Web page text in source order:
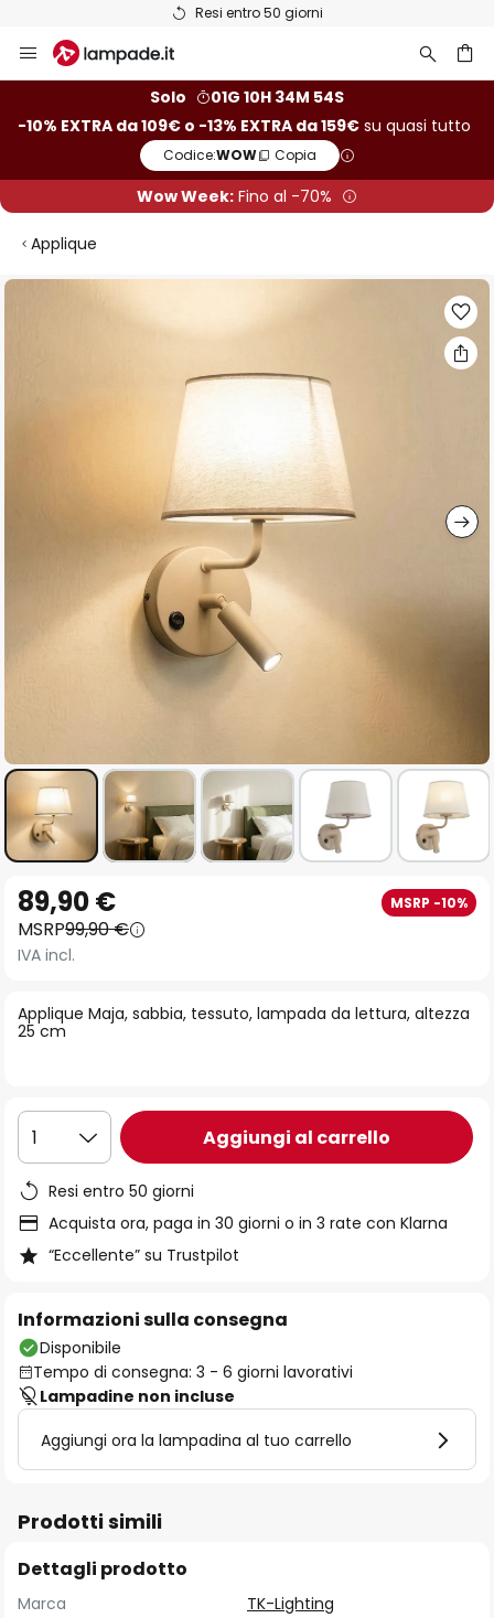
Resi entro 50 giorni
Salta
al
Solo
01G 10H 34M 53S
-10% EXTRA da 109€ o -13% EXTRA da 159€ su quasi tutto
Codice:WOW Copia
Wow Week: Fino al -70%
Applique
Vai
all'inizio
della
galleria
immagini
Applique Maja, sabbia, tessuto, lampada da lettura, altezza
25 cm
89,90 € MSRP -10%
MSRP99,90 €
IVA incl.
1 Aggiungi al carrello
Resi entro 50 giorni
Acquista ora, paga in 30 giorni o in 3 rate con Klarna
“Eccellente” su Trustpilot
Informazioni sulla consegna
Disponibile
Tempo di consegna: 3 - 6 giorni lavorativi
Lampadine non incluse
Aggiungi ora la lampadina al tuo carrello
Prodotti simili
Dettagli prodotto
Marca
TK-Lighting